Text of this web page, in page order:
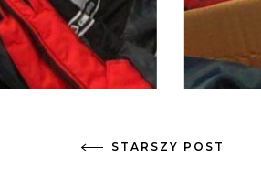
STARSZY POST